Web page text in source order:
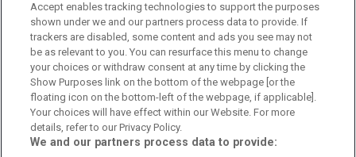
Kundtjänst
Sponsor: Rekatochklart
Annonsera på Fotbolldirekt
Redaktionell policy
Personuppgiftspolicy
Accept enables tracking technologies to support the purposes
shown under we and our partners process data to provide. If
trackers are disabled, some content and ads you see may not
be as relevant to you. You can resurface this menu to change
your choices or withdraw consent at any time by clicking the
Show Purposes link on the bottom of the webpage [or the
floating icon on the bottom-left of the webpage, if applicable].
Your choices will have effect within our Website. For more
details, refer to our Privacy Policy.
We and our partners process data to provide: